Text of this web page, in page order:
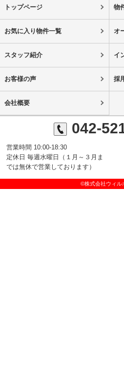
トップページ 物
お気に入り物件一覧 オ
スタッフ紹介 イ
お客様の声 採
会社概要
042-
営業時間 10:00-18:30
定休日 毎週水曜日（１月～３月ま
では無休で営業しております）
©株式会社ウィル